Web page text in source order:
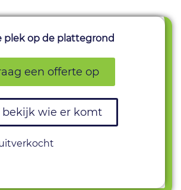
plek op de plattegrond
een offerte op
bekijk wie er komt